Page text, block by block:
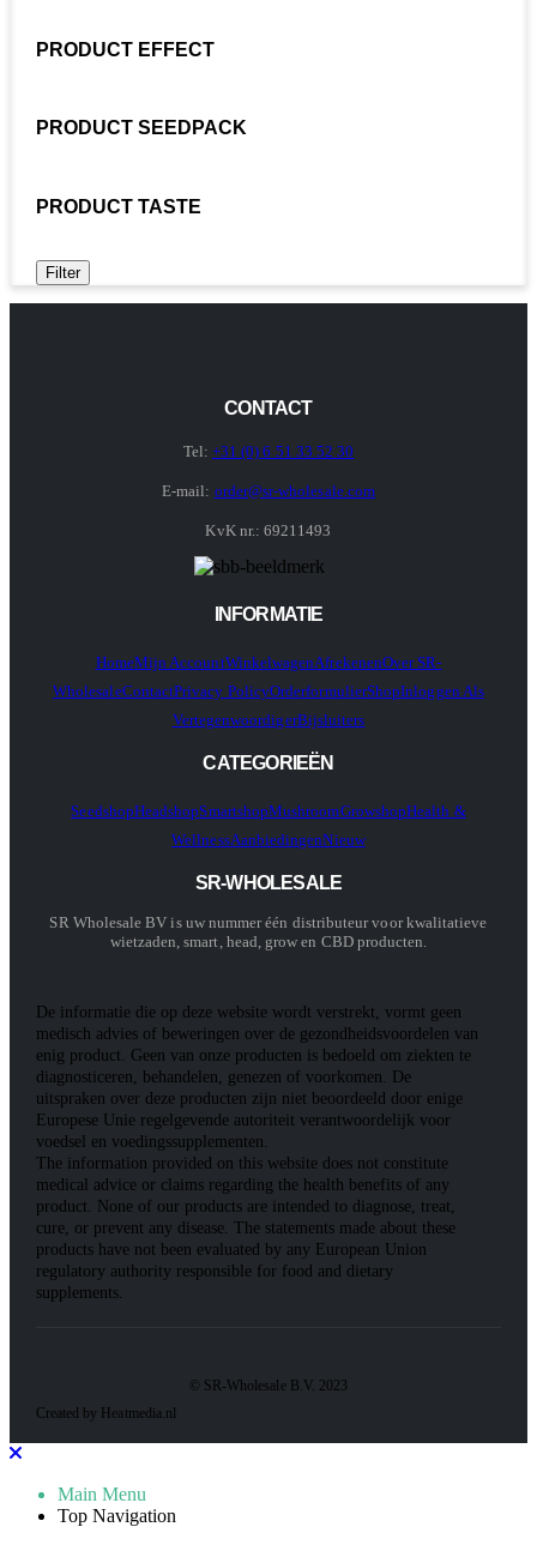
PRODUCT EFFECT
PRODUCT SEEDPACK
PRODUCT TASTE
Filter
CONTACT
Tel: +31 (0) 6 51 33 52 30
E-mail: order@sr-wholesale.com
KvK nr.: 69211493
INFORMATIE
HomeMijn AccountWinkelwagenAfrekenenOver SR-
WholesaleContactPrivacy PolicyOrderformulierShopInloggen Als
VertegenwoordigerBijsluiters
CATEGORIEËN
SeedshopHeadshopSmartshopMushroomGrowshopHealth &
WellnessAanbiedingenNieuw
SR-WHOLESALE
SR Wholesale BV is uw nummer één distributeur voor kwalitatieve
wietzaden, smart, head, grow en CBD producten.
De informatie die op deze website wordt verstrekt, vormt geen
medisch advies of beweringen over de gezondheidsvoordelen van
enig product. Geen van onze producten is bedoeld om ziekten te
diagnosticeren, behandelen, genezen of voorkomen. De
uitspraken over deze producten zijn niet beoordeeld door enige
Europese Unie regelgevende autoriteit verantwoordelijk voor
voedsel en voedingssupplementen.
The information provided on this website does not constitute
medical advice or claims regarding the health benefits of any
product. None of our products are intended to diagnose, treat,
cure, or prevent any disease. The statements made about these
products have not been evaluated by any European Union
regulatory authority responsible for food and dietary
supplements.
© SR-Wholesale B.V. 2023
Created by Heatmedia.nl
Main Menu
Top Navigation